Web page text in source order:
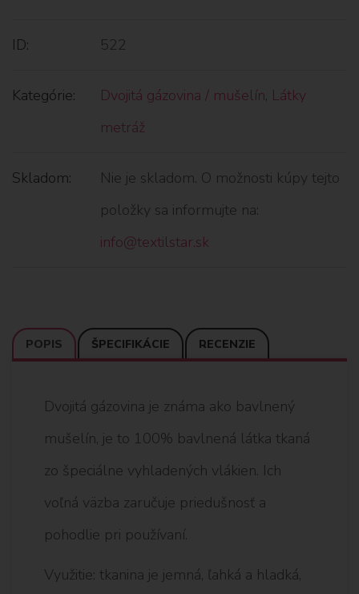
ID: 522
Kategórie: Dvojitá gázovina / mušelín, Látky
metráž
Skladom:
Nie je skladom. O možnosti kúpy tejto
položky sa informujte na:
info@textilstar.sk
POPIS ŠPECIFIKÁCIE RECENZIE
Dvojitá gázovina je známa ako bavlnený
mušelín, je to 100% bavlnená látka tkaná
zo špeciálne vyhladených vlákien. Ich
voľná väzba zaručuje priedušnosť a
pohodlie pri používaní.
Využitie: tkanina je jemná, ľahká a hladká,